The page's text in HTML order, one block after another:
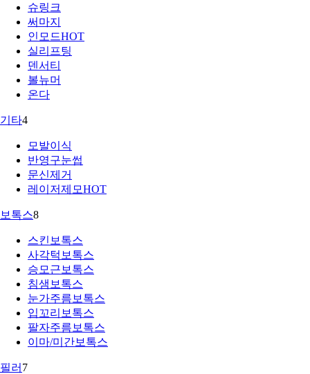
슈링크
써마지
인모드HOT
실리프팅
덴서티
볼뉴머
온다
기타4
모발이식
반영구눈썹
문신제거
레이저제모HOT
보톡스8
스킨보톡스
사각턱보톡스
승모근보톡스
침샘보톡스
눈가주름보톡스
입꼬리보톡스
팔자주름보톡스
이마/미간보톡스
필러 7